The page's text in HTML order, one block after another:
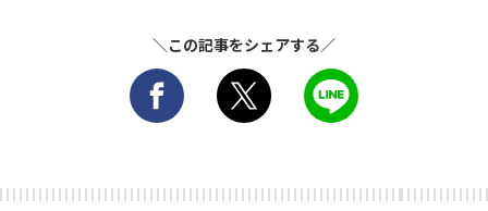
＼この記事をシェアする／